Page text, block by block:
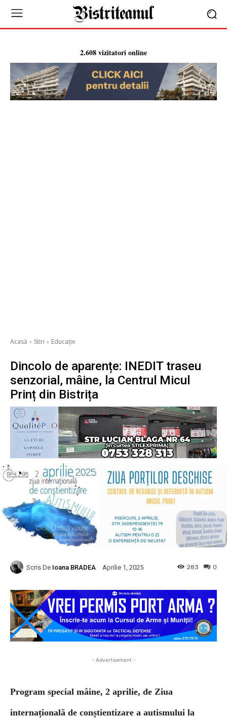
2.608 vizitatori online
Acasă Stiri Educație
Dincolo de aparențe: INEDIT traseu
senzorial, mâine, la Centrul Micul
Prinț din Bistrița
Scris De Ioana BRADEA Aprilie 1, 2025 0
283
- Advertisement -
Program special mâine, 2 aprilie, de Ziua
internațională de conștientizare a autismului la